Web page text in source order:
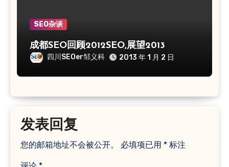
SEO杂谈
成都SEO回顾2012SEO,展望2013
四川SEOer邹义科 2013 年 1 月 2 日
发表回复
您的邮箱地址不会被公开。 必填项已用 *标注